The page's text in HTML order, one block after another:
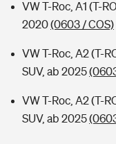
VW T-Roc, A1 (T-
2020(0603 / COS)
VW T-Roc, A2 (T-
SUV, ab 2025
VW T-Roc, A2 (T-
SUV, ab 2025